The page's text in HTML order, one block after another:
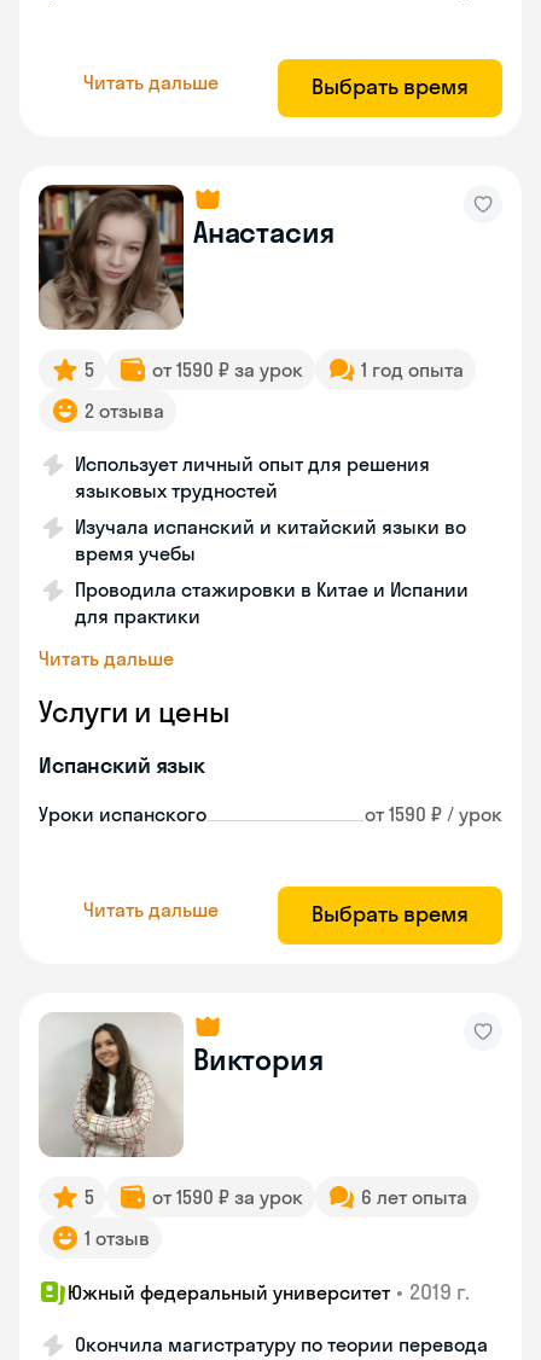
Читать дальше Выбрать время
Анастасия
5 от 1590 ₽ за урок
1 год опыта
2 отзыва
Использует личный опыт для решения
языковых трудностей
Изучала испанский и китайский языки во
время учебы
Проводила стажировки в Китае и Испании
для практики
Читать дальше
Услуги и цены
Испанский язык
Уроки испанского от 1590 ₽ / урок
Читать дальше Выбрать время
Виктория
5 от 1590 ₽ за урок
6 лет опыта
1 отзыв
Южный федеральный университет • 2019 г.
Окончила магистратуру по теории перевода